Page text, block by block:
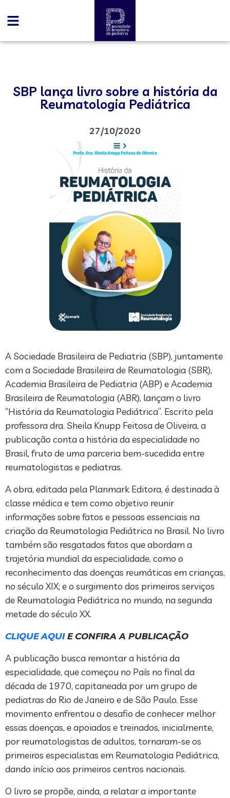
SBP lança livro sobre a história da
Reumatologia Pediátrica
27/10/2020
A Sociedade Brasileira de Pediatria (SBP), juntamente
com a Sociedade Brasileira de Reumatologia (SBR),
Academia Brasileira de Pediatria (ABP) e Academia
Brasileira de Reumatologia (ABR), lançam o livro
“História da Reumatologia Pediátrica”. Escrito pela
professora dra. Sheila Knupp Feitosa de Oliveira, a
publicação conta a história da especialidade no
Brasil, fruto de uma parceria bem-sucedida entre
reumatologistas e pediatras.
A obra, editada pela Planmark Editora, é destinada à
classe médica e tem como objetivo reunir
informações sobre fatos e pessoas essenciais na
criação da Reumatologia Pediátrica no Brasil. No livro
também são resgatados fatos que abordam a
trajetória mundial da especialidade, como o
reconhecimento das doenças reumáticas em crianças,
no século XIX; e o surgimento dos primeiros serviços
de Reumatologia Pediátrica no mundo, na segunda
metade do século XX.
CLIQUE AQUIE CONFIRA A PUBLICAÇÃO
A publicação busca remontar a história da
especialidade, que começou no País no final da
década de 1970, capitaneada por um grupo de
pediatras do Rio de Janeiro e de São Paulo. Esse
movimento enfrentou o desafio de conhecer melhor
essas doenças, e apoiados e treinados, inicialmente,
por reumatologistas de adultos, tornaram-se os
primeiros especialistas em Reumatologia Pediátrica,
dando início aos primeiros centros nacionais.
O livro se propõe, ainda, a relatar a importante